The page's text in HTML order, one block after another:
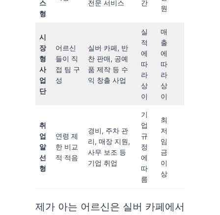
스
형
전문 서비스
간
원
시
장
형
사
업
단
어르신
들이 직
접 팀 구
성
실버 카페, 반
찬 판매, 공예
품 제작 등 수
익 창출 사업
실
적
에
따
라
상
이
매
출
에
따
라
상
이
취
업
알
선
형
연령 제
한 비교
적 적음
경비, 주차 관
리, 매장 지원,
사무 보조 등
기업 취업
기
업
규
정
에
따
름
최
저
임
금
이
상
제가 아는 어르신은 실버 카페에서